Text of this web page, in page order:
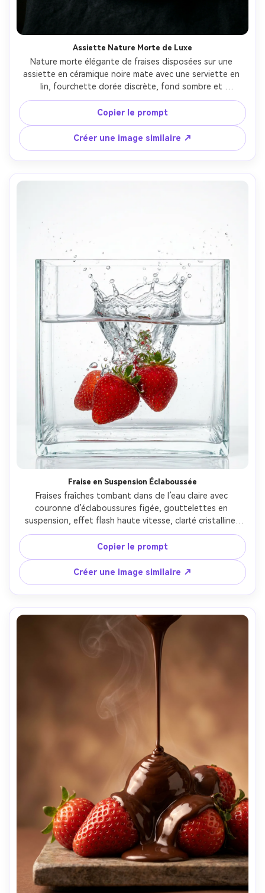
Assiette Nature Morte de Luxe
Nature morte élégante de fraises disposées sur une
assiette en céramique noire mate avec une serviette en
lin, fourchette dorée discrète, fond sombre et
atmosphérique, éclairage latéral style Rembrandt, fort
contraste, ombres réalistes, prise de vue avec Canon EOS
R5 et objectif 85mm, f/1.8, photographie culinaire
éditoriale, rouges profonds et reflets doux, composition
de qualité muséale --ar 4:5
Copier le prompt
Créer une image similaire ↗
Fraise en Suspension Éclaboussée
Fraises fraîches tombant dans de l’eau claire avec
couronne d’éclaboussures figée, gouttelettes en
suspension, effet flash haute vitesse, clarté cristalline,
installation studio sur fond blanc continu, prise avec
Nikon Z9 et objectif 50mm, f/5.6, ultra-net, reflets
propres, style pub boisson, texture d’eau hyper réaliste,
lumière cinématographique douce --ar 4:5
Copier le prompt
Créer une image similaire ↗